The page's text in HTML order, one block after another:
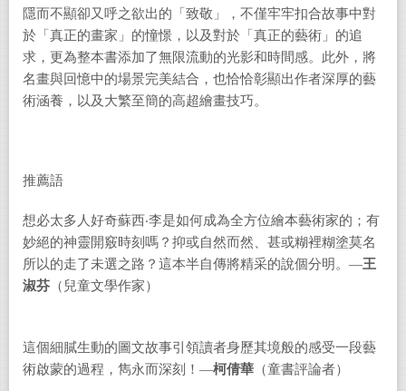
隱而不顯卻又呼之欲出的「致敬」，不僅牢牢扣合故事中對
於「真正的畫家」的憧憬，以及對於「真正的藝術」的追
求，更為整本書添加了無限流動的光影和時間感。此外，將
名畫與回憶中的場景完美結合，也恰恰彰顯出作者深厚的藝
術涵養，以及大繁至簡的高超繪畫技巧。
推薦語
想必太多人好奇蘇西‧李是如何成為全方位繪本藝術家的；有
妙絕的神靈開竅時刻嗎？抑或自然而然、甚或糊裡糊塗莫名
所以的走了未選之路？這本半自傳將精采的說個分明。—王
淑芬 （兒童文學作家）
這個細膩生動的圖文故事引領讀者身歷其境般的感受一段藝
術啟蒙的過程，雋永而深刻！—柯倩華 （童書評論者）